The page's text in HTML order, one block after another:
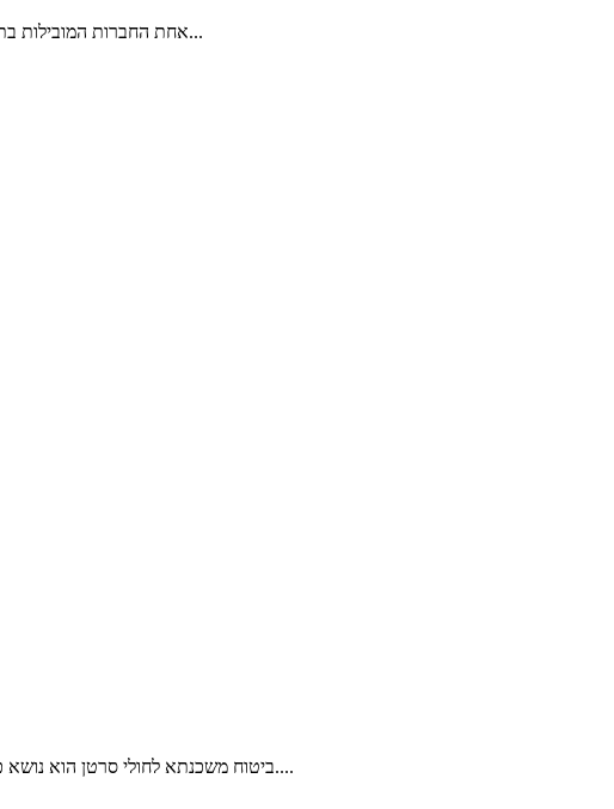
קבוצת BMC, אחת החברות המובילות בתחום השירותים הפיננסיים בישראל, ציינה 15 שנות פעילות באירוע חגיגי שנערך במשרדי החברה בנתניה. באירוע נכחו הנהלת...
ביטוח משכנתא לחולי סרטן הוא נושא כואב וכואב. מצד אחד, אנשים שלקו במחלה קשה ורק רוצים להתקדם לשלב הבא שימלא אותם אופטימיות לעתיד - רכישה של בית משלהם....